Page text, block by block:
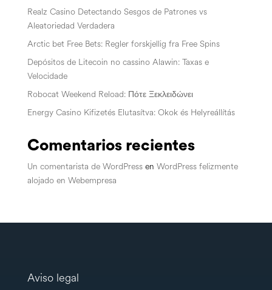
Realz Casino Detectando Sesgos de Patrones vs
Aleatoriedad Verdadera
Arctic bet Free Bets: Regler forskjellig fra Free Spins
Depósitos de Litecoin no cassino Alawin: Taxas e
Velocidade
Robocat Weekend Reload: Πότε Ξεκλειδώνει
Energy Casino Kifizetés Elutasítva: Okok és Helyreállítás
Comentarios recientes
Un comentarista de WordPressen WordPress felizmente
alojado en Webempresa
Aviso legal